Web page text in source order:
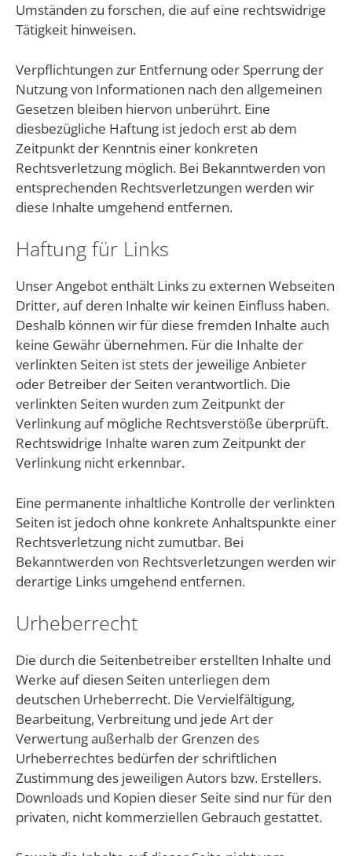
Umständen zu forschen, die auf eine rechtswidrige
Tätigkeit hinweisen.
Verpflichtungen zur Entfernung oder Sperrung der
Nutzung von Informationen nach den allgemeinen
Gesetzen bleiben hiervon unberührt. Eine
diesbezügliche Haftung ist jedoch erst ab dem
Zeitpunkt der Kenntnis einer konkreten
Rechtsverletzung möglich. Bei Bekanntwerden von
entsprechenden Rechtsverletzungen werden wir
diese Inhalte umgehend entfernen.
Haftung für Links
Unser Angebot enthält Links zu externen Webseiten
Dritter, auf deren Inhalte wir keinen Einfluss haben.
Deshalb können wir für diese fremden Inhalte auch
keine Gewähr übernehmen. Für die Inhalte der
verlinkten Seiten ist stets der jeweilige Anbieter
oder Betreiber der Seiten verantwortlich. Die
verlinkten Seiten wurden zum Zeitpunkt der
Verlinkung auf mögliche Rechtsverstöße überprüft.
Rechtswidrige Inhalte waren zum Zeitpunkt der
Verlinkung nicht erkennbar.
Eine permanente inhaltliche Kontrolle der verlinkten
Seiten ist jedoch ohne konkrete Anhaltspunkte einer
Rechtsverletzung nicht zumutbar. Bei
Bekanntwerden von Rechtsverletzungen werden wir
derartige Links umgehend entfernen.
Urheberrecht
Die durch die Seitenbetreiber erstellten Inhalte und
Werke auf diesen Seiten unterliegen dem
deutschen Urheberrecht. Die Vervielfältigung,
Bearbeitung, Verbreitung und jede Art der
Verwertung außerhalb der Grenzen des
Urheberrechtes bedürfen der schriftlichen
Zustimmung des jeweiligen Autors bzw. Erstellers.
Downloads und Kopien dieser Seite sind nur für den
privaten, nicht kommerziellen Gebrauch gestattet.